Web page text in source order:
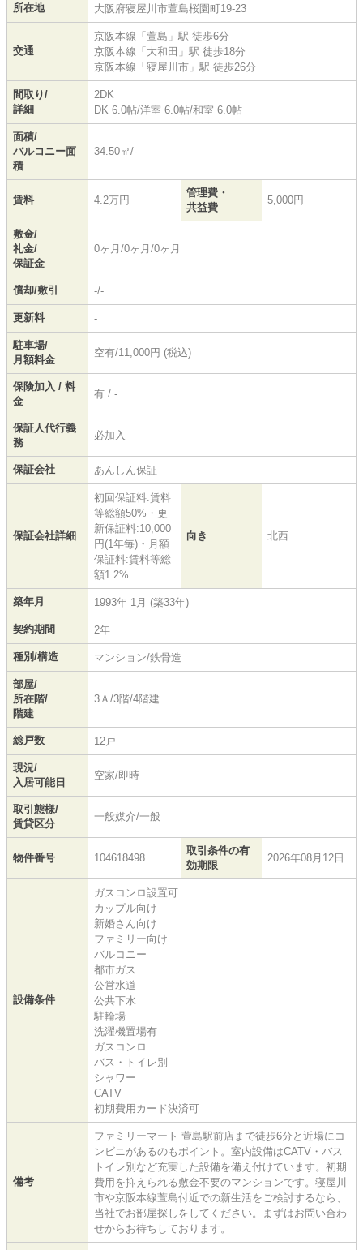
所在地 大阪府寝屋川市萱島桜園町19-23
交通
京阪本線 「 萱島 」駅 徒歩6分
京阪本線 「 大和田 」駅 徒歩18分
京阪本線 「 寝屋川市 」駅 徒歩26分
間取り/
詳細
2DK
DK 6.0帖/洋室 6.0帖/和室 6.0帖
面積/
バルコニー面
積
34.50㎡/-
賃料 4.2万円
管理費・
共益費
5,000円
敷金/
礼金/
保証金
0ヶ月/0ヶ月/0ヶ月
償却/敷引 -/-
更新料 -
駐車場/
月額料金
空有/11,000円 (税込)
保険加入 / 料
金
有 / -
保証人代行義
務
必加入
保証会社 あんしん保証
保証会社詳細
初回保証料:賃料
等総額50%・更
新保証料:10,000
円(1年毎)・月額
保証料:賃料等総
額1.2%
向き 北西
築年月 1993年 1月 (築33年)
契約期間 2年
種別/構造 マンション/鉄骨造
部屋/
所在階/
階建
3Ａ/3階/4階建
総戸数 12戸
現況/
入居可能日
空家/即時
取引態様/
賃貸区分
一般媒介/一般
物件番号 104618498
取引条件の有
効期限
2026年08月12日
設備条件
ガスコンロ設置可
カップル向け
新婚さん向け
ファミリー向け
バルコニー
都市ガス
公営水道
公共下水
駐輪場
洗濯機置場有
ガスコンロ
バス・トイレ別
シャワー
CATV
初期費用カード決済可
備考
ファミリーマート 萱島駅前店まで徒歩6分と近場にコ
ンビニがあるのもポイント。室内設備はCATV・バス
トイレ別など充実した設備を備え付けています。初期
費用を抑えられる敷金不要のマンションです。寝屋川
市や京阪本線萱島付近での新生活をご検討するなら、
当社でお部屋探しをしてください。まずはお問い合わ
せからお待ちしております。